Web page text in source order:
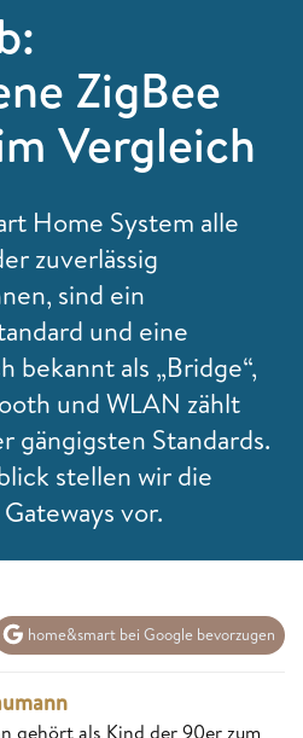
ZigBee
Vergleich
Home System alle
zuverlässig
sind ein
und eine
bekannt als „Bridge“,
und WLAN zählt
gängigsten Standards.
stellen wir die
vor.
home&smart bei Google bevorzugen
gehört als Kind der 90er zum